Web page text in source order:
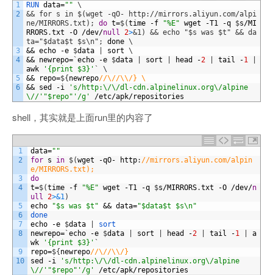
1
2
3
4
5
6
RUN data="" \
&& for s in $(wget -qO- http://mirrors.aliyun.com/alpi
ne/MIRRORS.txt);
do t=$(time -f "%E" wget -T1 -q $s/MI
RRORS.txt -O /dev/null 2>&1) && echo "$s was $t" && da
ta="$data$t $s\n";
done \
&& echo -e $data sort \
&& newrepo= ` echo -e $data sort head -2 tail -1
awk
'{print $3}' `
\
&&
repo=${ newrepo//\//\\/} \
&& sed -i
's/http:\/\/dl-cdn.alpinelinux.org\/alpine
\//' "$repo" '/g' /etc/apk/repositories
shell，其实就是上面run里的内容了
1
2
3
4
5
6
7
8
9
10
data=""
for s in $(wget -qO- http: //mirrors.aliyun.com/alpin
e/MIRRORS.txt);
do
t=$(time -f "%E" wget -T1 -q $s/MIRRORS.txt -O /dev/n
ull 2>&1)
echo
"$s was $t" && data="$data$t $s\n"
done
echo
-e $data
sort
newrepo= ` echo -e $data sort head -2 tail -1
a
wk
'{print $3}' `
repo=${ newrepo//\//\\/}
sed
-i
's/http:\/\/dl-cdn.alpinelinux.org\/alpine
\//' "$repo" '/g' /etc/apk/repositories